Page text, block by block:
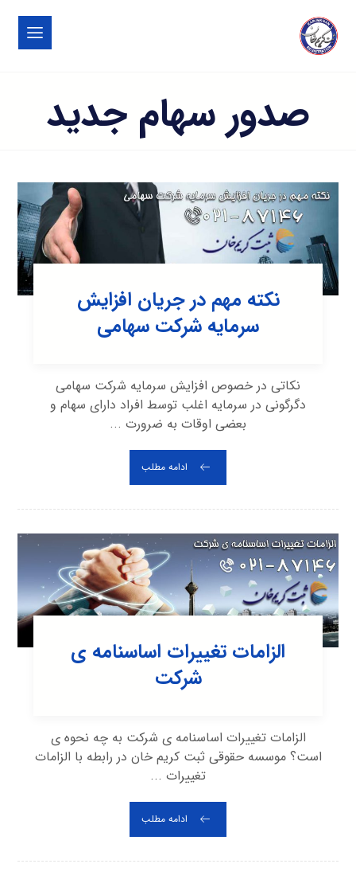
صدور سهام جدید
نکته مهم در جریان افزایش
سرمایه شرکت سهامی
نکاتی در خصوص افزایش سرمایه شرکت سهامی
دگرگونی در سرمایه اغلب توسط افراد دارای سهام و
بعضی اوقات به ضرورت ...
ادامه مطلب
الزامات تغییرات اساسنامه ی
شرکت
الزامات تغییرات اساسنامه ی شرکت به چه نحوه ی
است؟ موسسه حقوقی ثبت کریم خان در رابطه با الزامات
تغییرات ...
ادامه مطلب